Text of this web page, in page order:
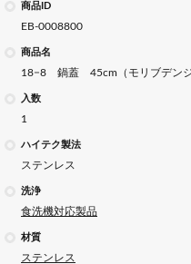
商品ID
EB-0008800
商品名
18−8 鍋蓋 45cm（モリブデンジ
入数
1
ハイテク製法
ステンレス
洗浄
食洗機対応製品
材質
ステンレス